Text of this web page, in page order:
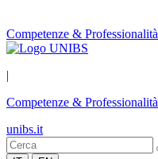
Competenze & Professionalità
|
Competenze & Professionalità
unibs.it